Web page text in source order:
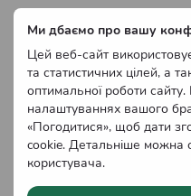
Ми дбаємо про вашу
Цей веб-сайт
та статистичних цілей, а
оптимальної роботи
налаштуваннях вашого
«Погодитися», щоб дати
cookie. Детальніше можна
користувача.